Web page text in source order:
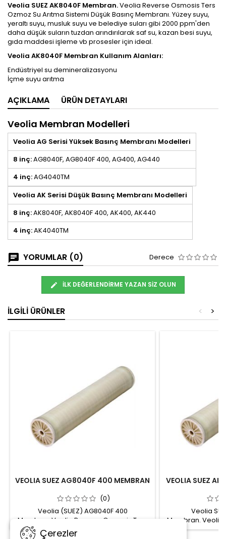
Veolia SUEZ AK8040F Membran.Veolia Reverse Osmosis Ters
Ozmoz Su Arıtma Sistemi Düşük Basınç Membranı. Yüzey suyu,
yeraltı suyu, musluk suyu ve belediye suları gibi 2000 ppm'den
daha düşük suların tuzdan arındırılarak saf su, kazan besi suyu,
gıda maddesi işleme vb prosesler için ideal.
Veolia AK8040F Membran Kullanım Alanları:
Endüstriyel su demineralizasyonu
İçme suyu arıtma
AÇIKLAMA ÜRÜN DETAYLARI
Veolia Membran Modelleri
Veolia AG Serisi Yüksek Basınç Membranı Modelleri
8 inç:AG8040F, AG8040F 400, AG400, AG440
4 inç:AG4040TM
Veolia AK Serisi Düşük Basınç Membranı Modelleri
8 inç:AK8040F, AK8040F 400, AK400, AK440
4 inç:AK4040TM
YORUMLAR (0) Derece
İLK DEĞERLENDIRME YAZAN SIZ OLUN
İLGILI ÜRÜNLER >
<
VEOLIA SUEZ AG8040F 400 MEMBRAN
(0)
Veolia (SUEZ) AG8040F 400
Membran Veolia Reverse Osmosis Ters
Ozmoz Su Arıtma Sistemi Yüksek Basınç
VEOLIA SUEZ
Veolia
Membran. Veolia
Ozmoz Su
Çerezler